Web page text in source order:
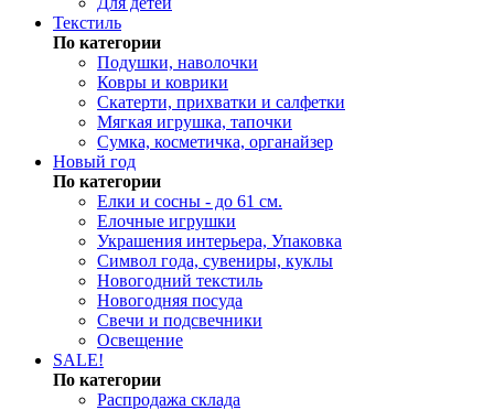
Текстиль
По категории
Подушки, наволочки
Ковры и коврики
Скатерти, прихватки и салфетки
Мягкая игрушка, тапочки
Сумка, косметичка, органайзер
Новый год
По категории
Елки и сосны - до 61 см.
Елочные игрушки
Украшения интерьера, Упаковка
Символ года, сувениры, куклы
Новогодний текстиль
Новогодняя посуда
Свечи и подсвечники
Освещение
SALE!
По категории
Распродажа склада